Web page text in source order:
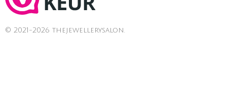
© 2021-2026 thejewellerysalon.